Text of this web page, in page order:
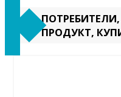
ПРОДУКТ,